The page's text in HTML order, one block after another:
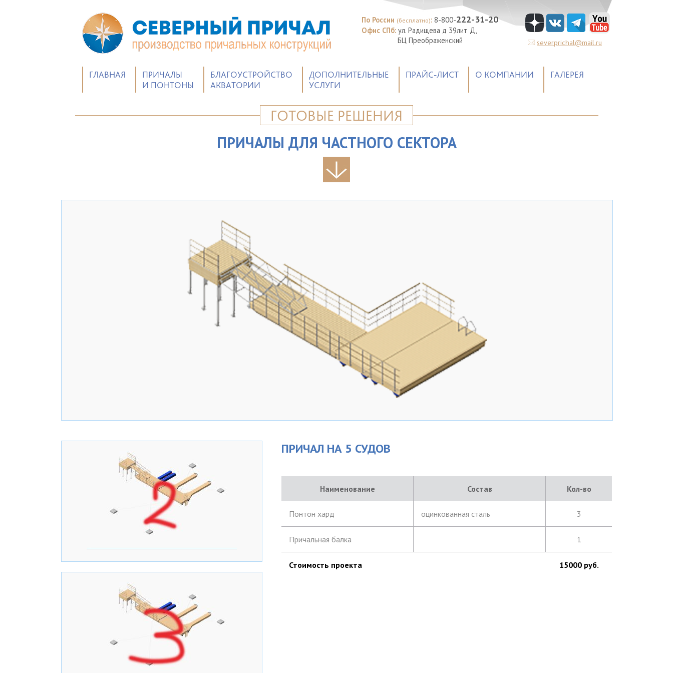
По России (бесплатно): 8-800-222-31-20
Офис СПб: ул. Радищева д 39лит Д,
БЦ Преображенский
severprichal@mail.ru
ГЛАВНАЯ
ПРИЧАЛЫ
И ПОНТОНЫ
БЛАГОУСТРОЙСТВО
АКВАТОРИИ
ДОПОЛНИТЕЛЬНЫЕ
УСЛУГИ
ПРАЙС-ЛИСТ О КОМПАНИИ ГАЛЕРЕЯ
ГОТОВЫЕ РЕШЕНИЯ
ПРИЧАЛЫ ДЛЯ ЧАСТНОГО СЕКТОРА
ПРИЧАЛ НА 5 СУДОВ
Наименование Состав Кол-во
Понтон хард оцинкованная сталь 3
Причальная балка 1
Стоимость проекта 15000 руб.